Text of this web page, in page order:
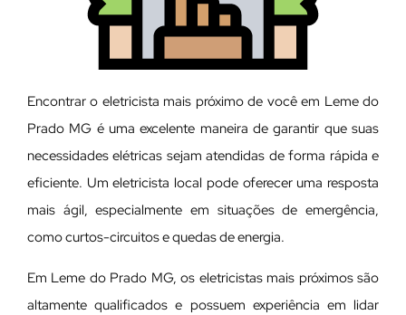
Encontrar o eletricista mais próximo de você em Leme do
Prado MG é uma excelente maneira de garantir que suas
necessidades elétricas sejam atendidas de forma rápida e
eficiente. Um eletricista local pode oferecer uma resposta
mais ágil, especialmente em situações de emergência,
como curtos-circuitos e quedas de energia.
Em Leme do Prado MG, os eletricistas mais próximos são
altamente qualificados e possuem experiência em lidar